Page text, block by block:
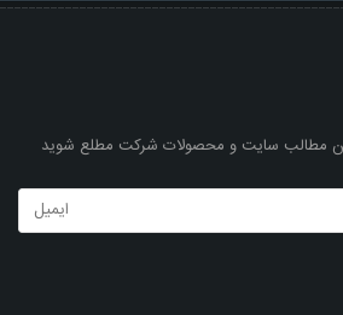
مَس (400 گرمی)
مطالب سایت و محصولات شرکت مطلع شوید